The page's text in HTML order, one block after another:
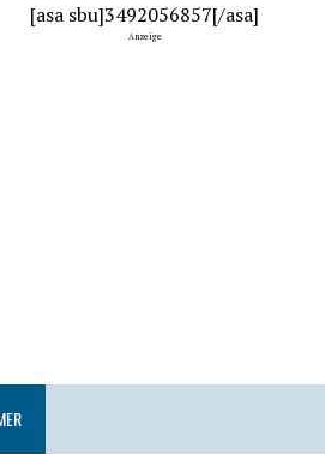
[asa sbu]3492056857[/asa]
Anzeige